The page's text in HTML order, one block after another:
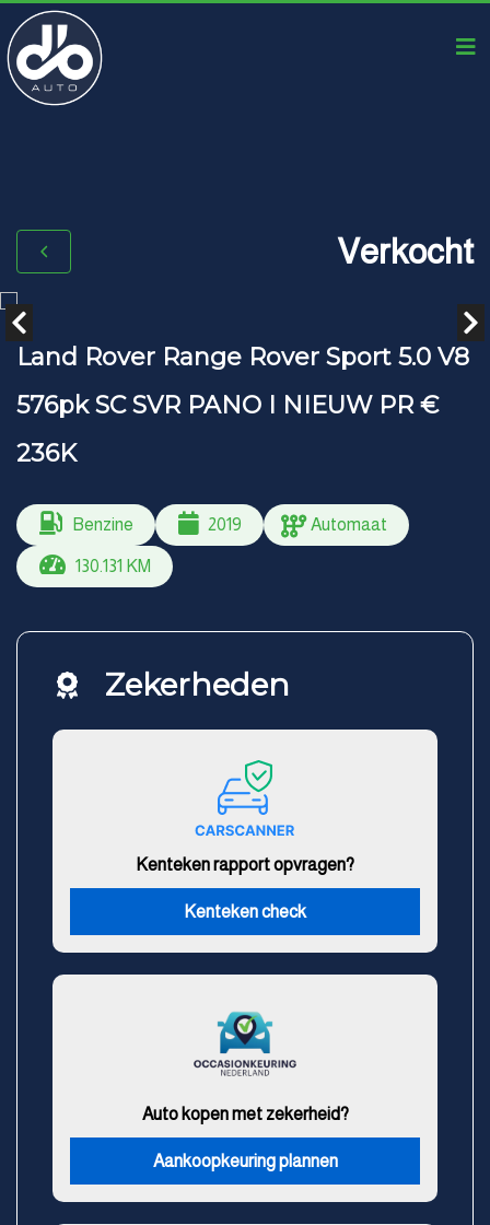
Verkocht
Land Rover Range Rover Sport 5.0 V8
576pk SC SVR PANO I NIEUW PR €
236K
Benzine 2019 Automaat
130.131 KM
Zekerheden
Kenteken rapport opvragen?
Kenteken check
Auto kopen met zekerheid?
Aankoopkeuring plannen